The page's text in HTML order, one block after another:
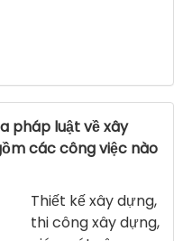
pháp luật về xây
các công việc nào
Thiết kế xây dựng,
thi công xây dựng,